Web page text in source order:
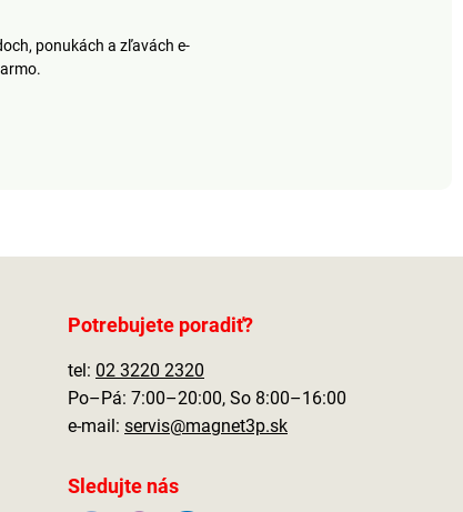
ponukách a zľavách e-
Potrebujete poradiť?
tel: 02 3220 2320
Po–Pá: 7:00–20:00, So 8:00–16:00
e-mail: servis@magnet3p.sk
Sledujte nás